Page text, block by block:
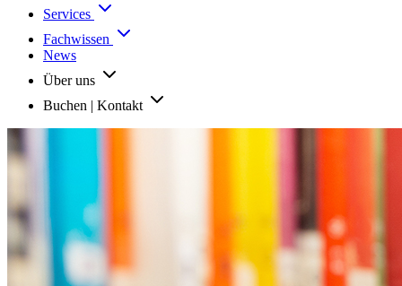
Services
Fachwissen
News
Über uns
Buchen | Kontakt